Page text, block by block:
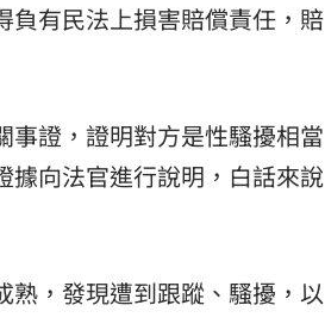
負有民法上損害賠償責任，賠
事證，證明對方是性騷擾相當
據向法官進行說明，白話來說
熟，發現遭到跟蹤、騷擾，以